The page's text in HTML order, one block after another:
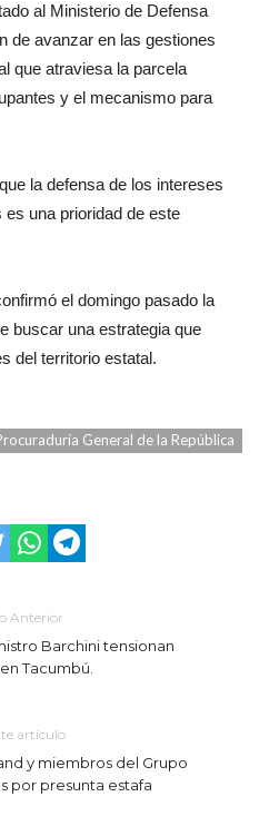
al Ministerio de Defensa
de avanzar en las gestiones
que atraviesa la parcela
y el mecanismo para
la defensa de los intereses
una prioridad de este
el domingo pasado la
buscar una estrategia que
del territorio estatal.
General de la República
Anterior
Barchini tensionan
Tacumbú.
artículo
y miembros del Grupo
por presunta estafa